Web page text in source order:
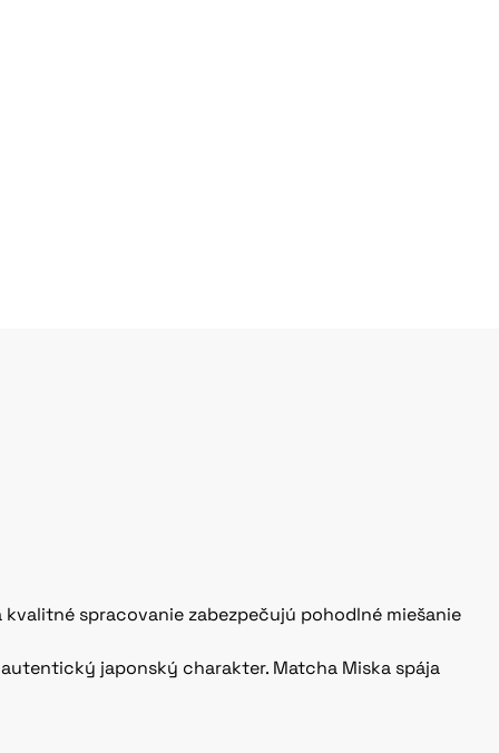
spracovanie zabezpečujú pohodlné miešanie
japonský charakter. Matcha Miska spája